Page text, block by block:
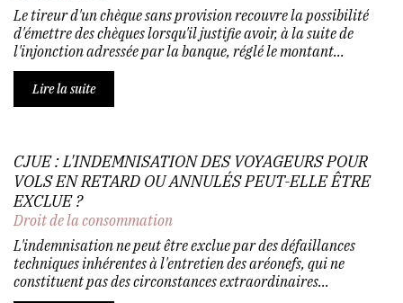
Le tireur d'un chèque sans provision recouvre la possibilité
d'émettre des chèques lorsqu'il justifie avoir, à la suite de
l'injonction adressée par la banque, réglé le montant...
Lire la suite
CJUE : L'INDEMNISATION DES VOYAGEURS POUR
VOLS EN RETARD OU ANNULÉS PEUT-ELLE ÊTRE
EXCLUE ?
Droit de la consommation
L'indemnisation ne peut être exclue par des défaillances
techniques inhérentes à l'entretien des aréonefs, qui ne
constituent pas des circonstances extraordinaires...